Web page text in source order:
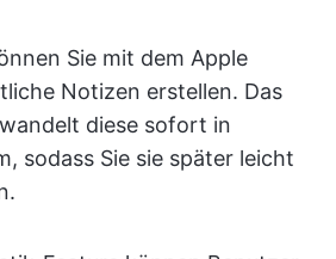
Sie mit dem Apple
Notizen erstellen. Das
diese sofort in
sodass Sie sie später leicht